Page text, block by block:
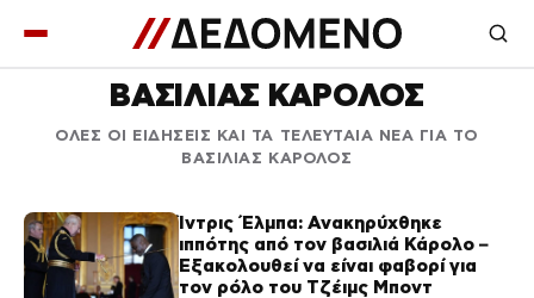
ΒΑΣΙΛΙΑΣ ΚΑΡΟΛΟΣ
ΟΛΕΣ ΟΙ ΕΙΔΗΣΕΙΣ ΚΑΙ ΤΑ ΤΕΛΕΥΤΑΙΑ ΝΕΑ ΓΙΑ ΤΟ
ΒΑΣΙΛΙΑΣ ΚΑΡΟΛΟΣ
Ίντρις Έλμπα: Ανακηρύχθηκε
ιππότης από τον βασιλιά Κάρολο –
Εξακολουθεί να είναι φαβορί για
τον ρόλο του Τζέιμς Μποντ